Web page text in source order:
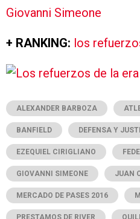
Giovanni Simeone
+ RANKING: los
ALEXANDER BARBOZA
BANFIELD DEFENSA Y
EZEQUIEL CIRIGLIANO
GIOVANNI SIMEONE JUAN
MERCADO DE PASES 2016
PRESTAMOS DE RIVER